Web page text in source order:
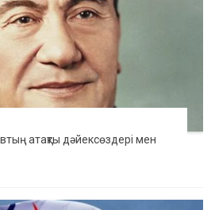
атақты дәйексөздері мен